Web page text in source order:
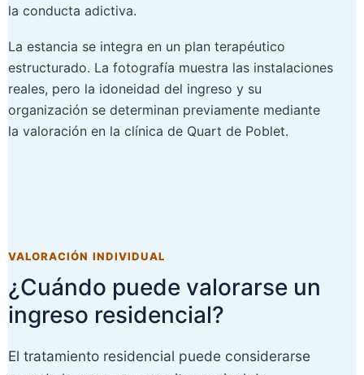
la conducta adictiva.
La estancia se integra en un plan terapéutico
estructurado. La fotografía muestra las instalaciones
reales, pero la idoneidad del ingreso y su
organización se determinan previamente mediante
la valoración en la clínica de Quart de Poblet.
VALORACIÓN INDIVIDUAL
¿Cuándo puede valorarse un
ingreso residencial?
El tratamiento residencial puede considerarse